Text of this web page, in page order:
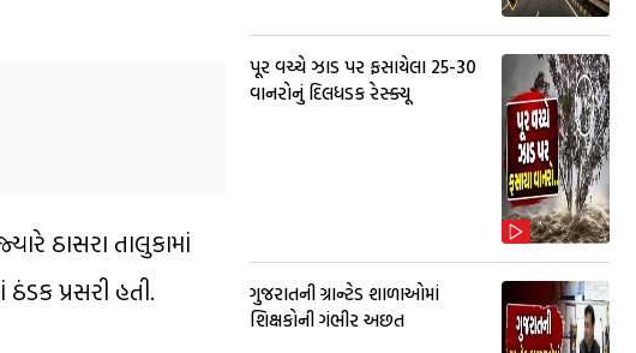
ઠાસરા તાલુકામાં
પ્રસરી હતી.
પૂર વચ્ચે ઝાડ પર ફસાયેલા 25-30
વાનરોનું દિલધડક રેસ્ક્યૂ
ગુજરાતની ગ્રાન્ટેડ શાળાઓમાં
શિક્ષકોની ગંભીર અછત